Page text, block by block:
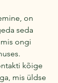
on
seda
ongi
kõige
mis üldse